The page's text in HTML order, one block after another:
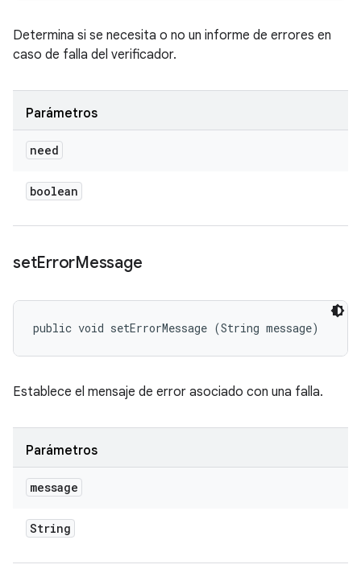
Determina si se necesita o no un informe de errores en
caso de falla del verificador.
Parámetros
need
boolean
setErrorMessage
public void setErrorMessage (String message)
Establece el mensaje de error asociado con una falla.
Parámetros
message
String